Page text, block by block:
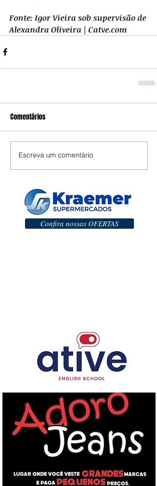
Fonte: Igor Vieira sob supervisão de
Alexandra Oliveira | Catve.com
Comentários
Escreva um comentário
Confira nossas OFERTAS